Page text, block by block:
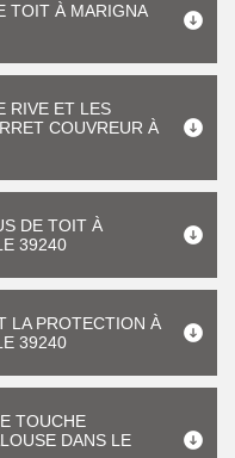
TOIT À MARIGNA
RIVE ET LES
COUVREUR À
DE TOIT À
39240
LA PROTECTION À
39240
TOUCHE
DANS LE